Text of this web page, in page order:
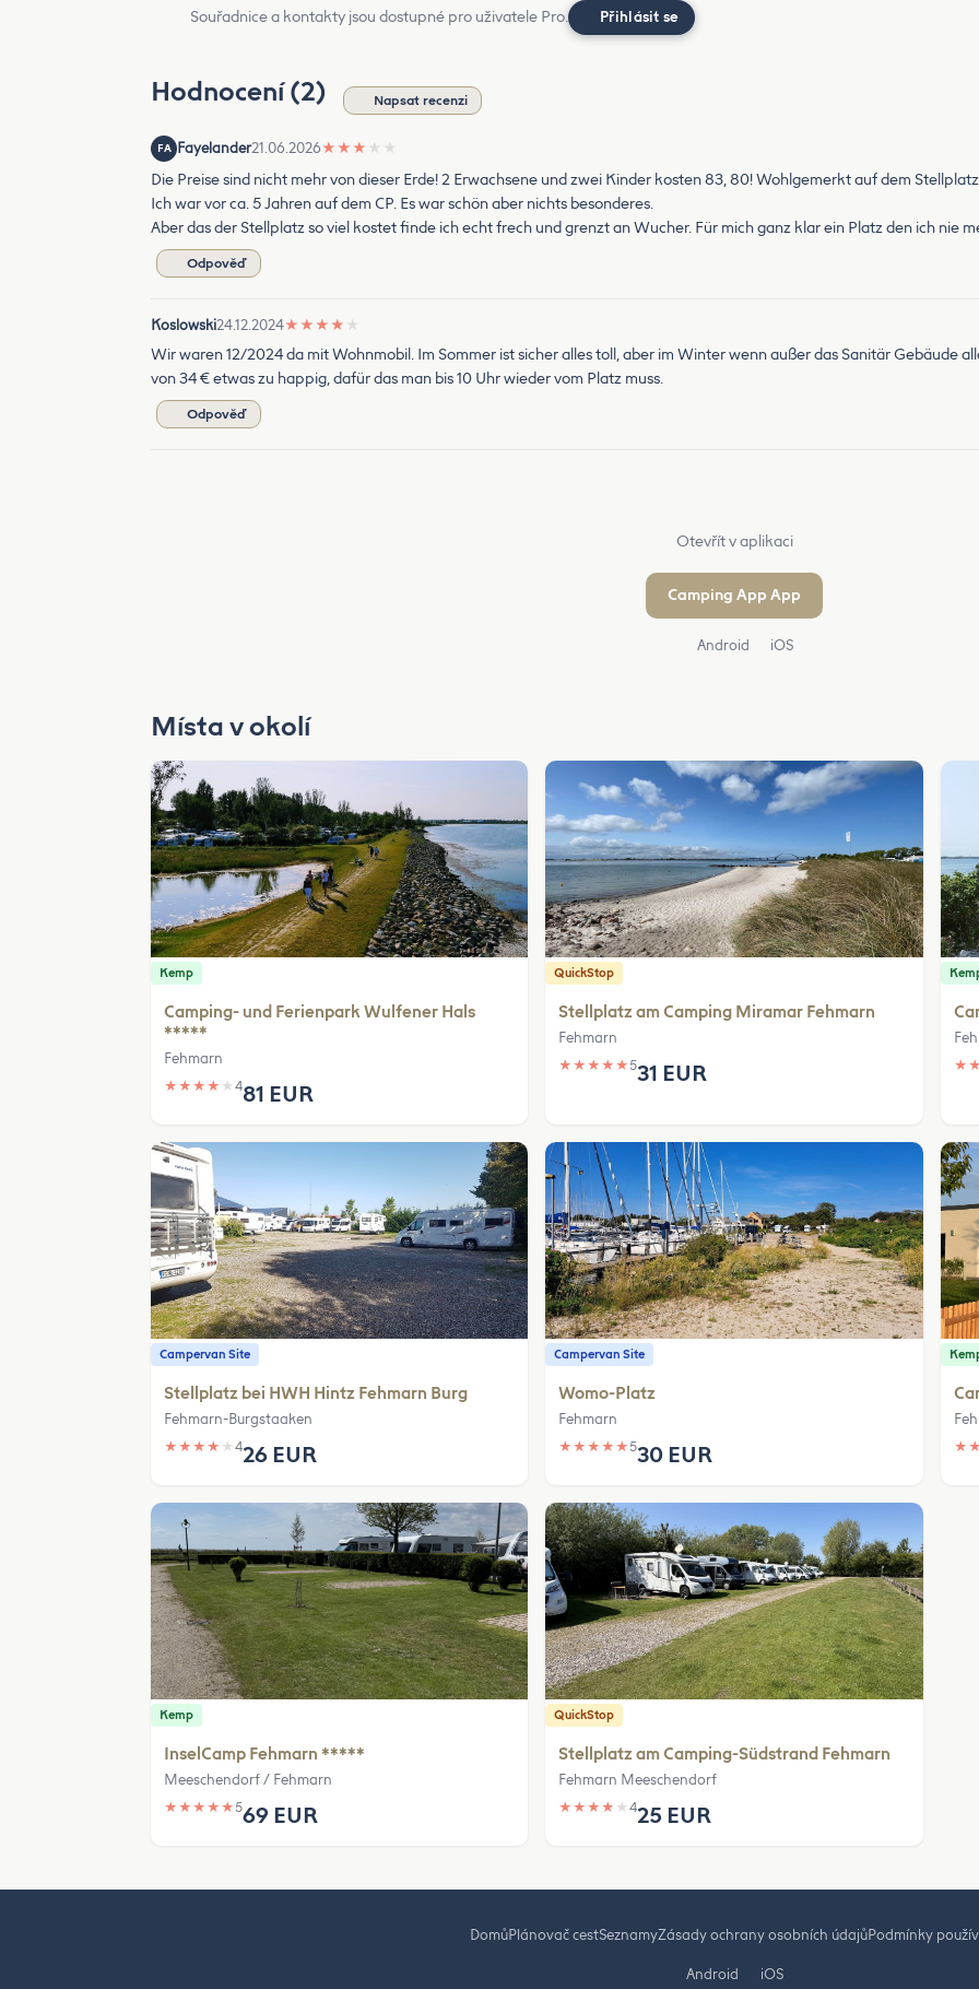
Souřadnice a kontakty jsou dostupné pro uživatele Pro. Přihlásit se
Hodnocení (2) Napsat recenzi
FA Fayelander21.06.2026★ ★ ★ ★ ★
Die Preise sind nicht mehr von dieser Erde! 2 Erwachsene und zwei Kinder kosten 83, 80! Wohlgemerkt auf dem
Ich war vor ca. 5 Jahren auf dem CP. Es war schön aber nichts besonderes.
Aber das der Stellplatz so viel kostet finde ich echt frech und grenzt an Wucher. Für mich ganz klar ein Platz den ich nie
Odpověď
Koslowski24.12.2024★ ★ ★ ★ ★
Wir waren 12/2024 da mit Wohnmobil. Im Sommer ist sicher alles toll, aber im Winter wenn außer das Sanitär Gebäude
von 34 € etwas zu happig, dafür das man bis 10 Uhr wieder vom Platz muss.
Odpověď
Otevřít v aplikaci
Camping App App
Android iOS
Místa v okolí
Kemp
Camping- und Ferienpark Wulfener Hals
*****
Fehmarn
★ ★ ★ ★ ★ 481 EUR
QuickStop
Stellplatz am Camping Miramar Fehmarn
Fehmarn
★ ★ ★ ★ ★531 EUR ★
Campervan Site
Stellplatz bei HWH Hintz Fehmarn Burg
Fehmarn-Burgstaaken
★ ★ ★ ★ ★ 426 EUR
Campervan Site
Womo-Platz
Fehmarn
★ ★ ★ ★ ★530 EUR ★
Kemp
InselCamp Fehmarn *****
Meeschendorf / Fehmarn
★ ★ ★ ★ ★569 EUR
QuickStop
Stellplatz am Camping-Südstrand Fehmarn
Fehmarn Meeschendorf
★ ★ ★ ★ ★425 EUR
DomůPlánovač cestSeznamyZásady ochrany osobních údajůPodmínky
Android iOS